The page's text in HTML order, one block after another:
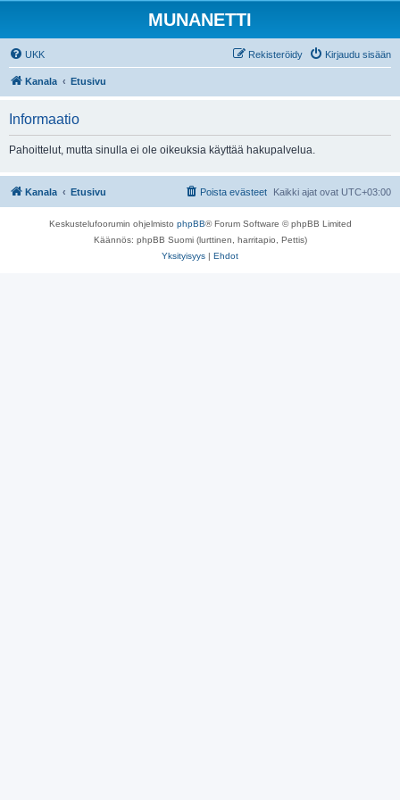
MUNANETTI
UKK Kirjaudu sisään
Rekisteröidy
Kanala Etusivu
Informaatio
Pahoittelut, mutta sinulla ei ole oikeuksia käyttää hakupalvelua.
Kanala Etusivu Kaikki ajat ovat UTC+03:00
Poista evästeet
Keskustelufoorumin ohjelmisto phpBB® Forum Software © phpBB Limited
Käännös: phpBB Suomi (lurttinen, harritapio, Pettis)
Yksityisyys | Ehdot